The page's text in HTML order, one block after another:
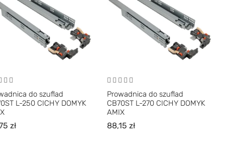
do szuflad
L-250 CICHY DOMYK
zł
Prowadnica do szuflad
CB70ST L-270 CICHY DOMYK
AMIX
88,15zł